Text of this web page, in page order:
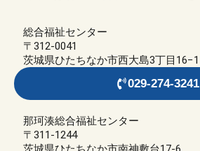
総合福祉センター
〒312-0041
茨城県ひたちなか市西大島3丁目16−1
029-274-3241
那珂湊総合福祉センター
〒311-1244